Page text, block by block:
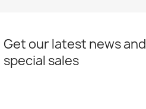
Get our latest news and
special sales